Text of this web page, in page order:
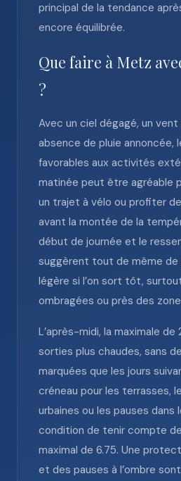
principal de la tendance
encore équilibrée.
Que faire à Metz
?
Avec un ciel dégagé, un
absence de pluie annoncée,
favorables aux activités
matinée peut être agréable
un trajet à vélo ou profiter
avant la montée de la
début de journée et le
suggèrent tout de même de
légère si l’on sort tôt,
ombragées ou près des
L’après-midi, la maximale de
sorties plus chaudes, sans
marquées que les jours
créneau pour les terrasses,
urbaines ou les pauses dans
condition de tenir compte de
maximal de 6.75. Une
et des pauses à l’ombre